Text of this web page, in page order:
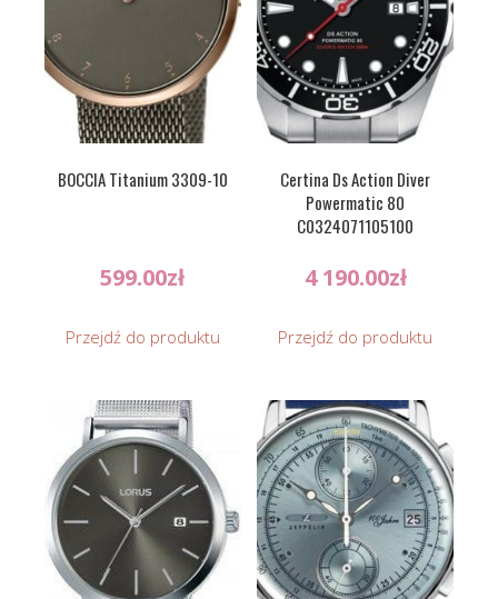
BOCCIA Titanium 3309-10
599.00zł
Przejdź do produktu
Certina Ds Action Diver
Powermatic 80
C0324071105100
4 190.00zł
Przejdź do produktu